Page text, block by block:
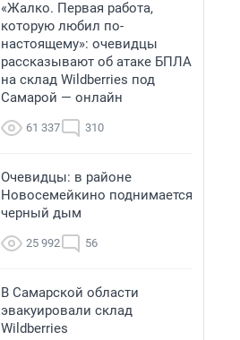
«Жалко. Первая работа,
которую любил по-
настоящему»: очевидцы
рассказывают об атаке БПЛА
на склад Wildberries под
Самарой — онлайн
61 337 310
Очевидцы: в районе
Новосемейкино поднимается
черный дым
25 992 56
В Самарской области
эвакуировали склад
Wildberries